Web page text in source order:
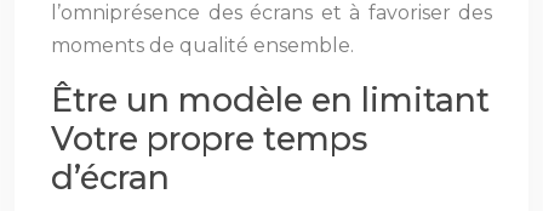
l’omniprésence des écrans et à favoriser des
moments de qualité ensemble.
Être un modèle en limitant
Votre propre temps
d’écran